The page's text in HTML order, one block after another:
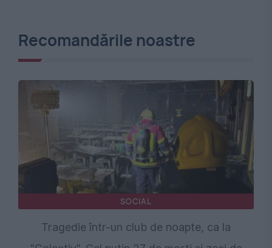
Recomandările noastre
SOCIAL
Tragedie într-un club de noapte, ca la